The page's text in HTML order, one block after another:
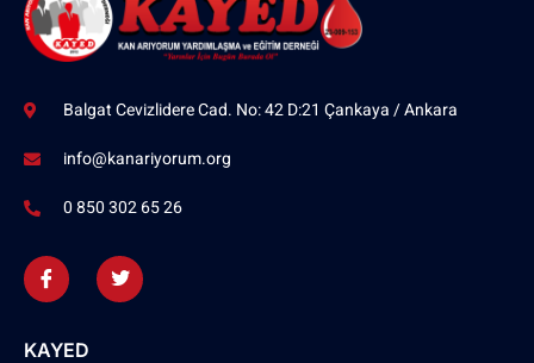
Balgat Cevizlidere Cad. No: 42 D:21 Çankaya / Ankara
info@kanariyorum.org
0 850 302 65 26
KAYED